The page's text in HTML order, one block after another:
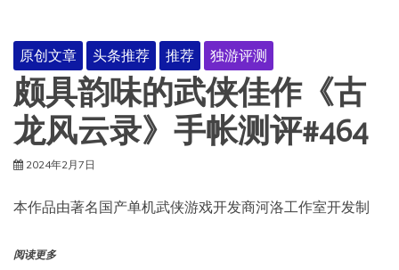
原创文章 头条推荐 推荐 独游评测
颇具韵味的武侠佳作《古
龙风云录》手帐测评#464
2024年2月7日
本作品由著名国产单机武侠游戏开发商河洛工作室开发制
阅读更多